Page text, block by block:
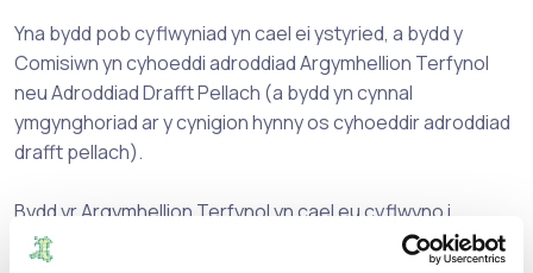
Yna bydd pob cyflwyniad yn cael ei ystyried, a bydd y
Comisiwn yn cyhoeddi adroddiad Argymhellion Terfynol
neu Adroddiad Drafft Pellach (a bydd yn cynnal
ymgynghoriad ar y cynigion hynny os cyhoeddir adroddiad
drafft pellach).
Bydd yr Argymhellion Terfynol yn cael eu cyflwyno i
Weinidogion Llywodraeth Cymru.